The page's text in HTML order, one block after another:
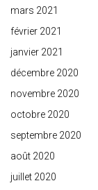
mars 2021
février 2021
janvier 2021
décembre 2020
novembre 2020
octobre 2020
septembre 2020
août 2020
juillet 2020